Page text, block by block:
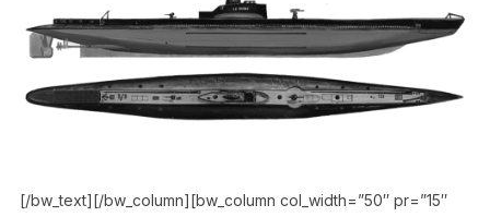
[/bw_text][/bw_column][bw_column col_width=”50″ pr=”15″